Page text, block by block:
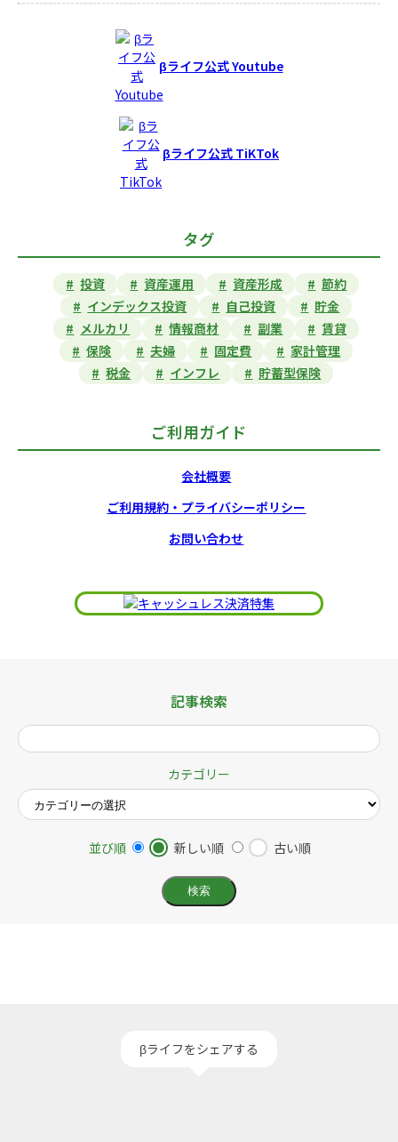
βライフ公式 Youtube
βライフ公式 TiKTok
タグ
投資 資産運用 資産形成
節約
インデックス投資
自己投資
貯金
メルカリ
情報商材 副業
賃貸
保険
夫婦 固定費
家計管理
税金
インフレ 貯蓄型保険
ご利用ガイド
会社概要
ご利用規約・プライバシーポリシー
お問い合わせ
記事検索
カテゴリー
並び順 新しい順 古い順
βライフをシェアする